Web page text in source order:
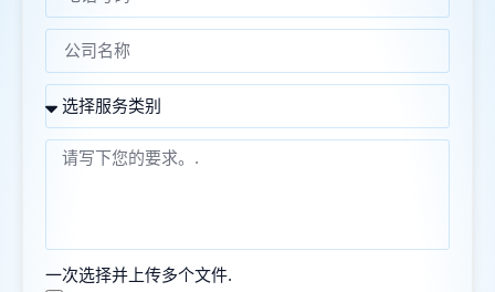
一次选择并上传多个文件.